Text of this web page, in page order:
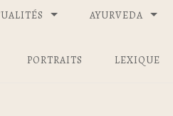
AYURVEDA
PORTRAITS LEXIQUE